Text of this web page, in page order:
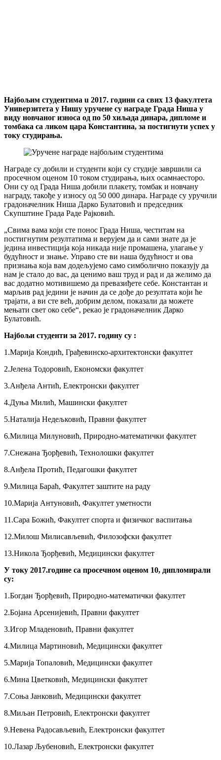
Најбољим студентима u 2017. години са свих 13 факултета
Универзитета у Нишу уручене су награде Града Ниша у
виду новчаног износа од по 50 хиљада динара, дипломе и
томбака са ликом цара Константина, за постигнути успех у
току студирања.
Награде су добили и студенти који су студије завршили са
просечном оценом 10 током студирања, њих осамнаесторо.
Они су од Града Ниша добили плакету, томбак и новчану
награду, такође у износу од 50 000 динара. Награде су уручили
градоначелник Ниша Дарко Булатовић и председник
Скупштине Града Раде Рајковић.
„Свима вама који сте понос Града Ниша, честитам на
постигнутим резултатима и верујем да и сами знате да је
једина инвестиција која никада није промашена, улагање у
будућност и знање. Управо сте ви наша будућност и ова
признања која вам додељујемо само симболично показују да
нам је стало до вас, да ценимо ваш труд и рад и да желимо да
вас додатно мотивишемо да превазиђете себе. Константан и
марљив рад једини је начин да се дође до резултата који ће
трајати, а ви сте већ, добрим делом, показали да можете
мењати свет око себе“, рекао је градоначелник Дарко
Булатовић.
Најбољи студенти за 2017. годину су :
1.Марија Кондић, Грађевинско-архитектонски факултет
2.Јелена Тодоровић, Економски факултет
3.Анђела Антић, Електронски факултет
4.Дуња Милић, Машински факултет
5.Наталија Недељковић, Правни факултет
6.Милица Милуновић, Природно-математички факултет
7.Снежана Ђорђевић, Технолошки факултет
8.Анђела Протић, Педагошки факултет
9.Милица Бараћ, Факултет заштите на раду
10.Марија Антуновић, Факултет уметности
11.Сара Божић, Факултет спорта и физичког васпитања
12.Милош Милисављевић, Филозофски факултет
13.Никола Ђорђевић, Медицински факултет
У току 2017.године са просечном оценом 10, дипломирали
су:
1.Богдан Ђорђевић, Природно-математички факултет
2.Бојана Арсенијевић, Правни факултет
3.Игор Младеновић, Правни факултет
4.Милица Мартиновић, Медицински факултет
5.Марија Топаловић, Медицински факултет
6.Мина Цветковић, Медицински факултет
7.Соња Јанковић, Медицински факултет
8.Миљан Петровић, Електронски факултет
9.Невена Радосављевић, Електронски факултет
10.Лазар Љубеновић, Електронски факултет